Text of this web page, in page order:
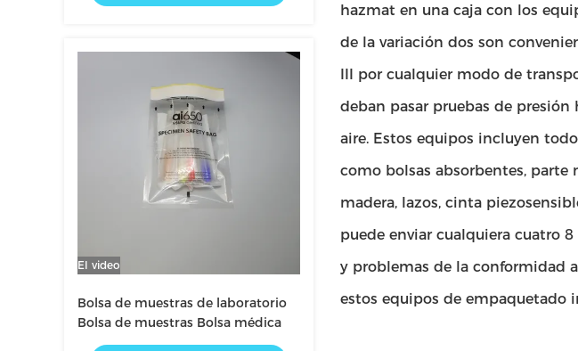
El video
Bolsa de muestras de laboratorio
Bolsa de muestras Bolsa médica
hazmat en una caja con los
de la variación dos son
III por cualquier modo de
deban pasar pruebas de
aire. Estos equipos incluyen
como bolsas absorbentes,
madera, lazos, cinta
puede enviar cualquiera cuatro
y problemas de la conformidad
estos equipos de empaquetado